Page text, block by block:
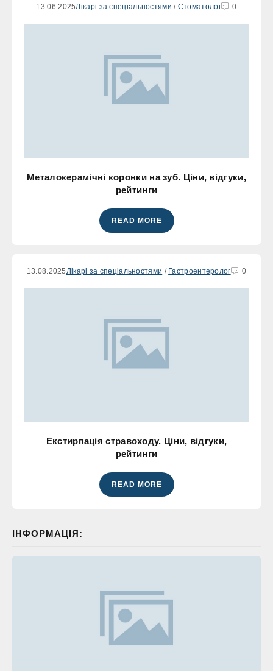
13.06.2025Лікарі за спеціальностями / Стоматолог 0
Металокерамічні коронки на зуб. Ціни, відгуки,
рейтинги
READ MORE
13.08.2025 Лікарі за спеціальностями / Гастроентеролог 0
Екстирпація стравоходу. Ціни, відгуки,
рейтинги
READ MORE
ІНФОРМАЦІЯ: